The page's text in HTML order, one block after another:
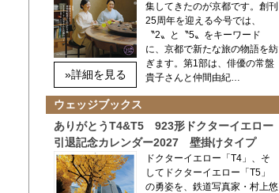
»詳細を見る
集してきたのが京都です。創刊
25周年を迎える今号では、
〝2〟と〝5〟をキーワード
に、京都で新たな旅の物語を紡
ぎます。第1部は、俳優の常盤
貴子さんと仲間由紀…
ウェッジブックス
ありがとうT4&T5 923形ドクターイエロー
引退記念カレンダー2027 壁掛けタイプ
ドクターイエロー「T4」、そ
してドクターイエロー「T5」
の勇姿を、鉄道写真家・村上悠